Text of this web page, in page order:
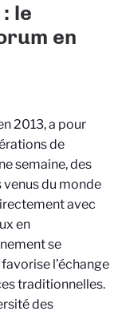
le
en
2013, a pour
de
semaine, des
du monde
avec
en
se
l’échange
traditionnelles.
des